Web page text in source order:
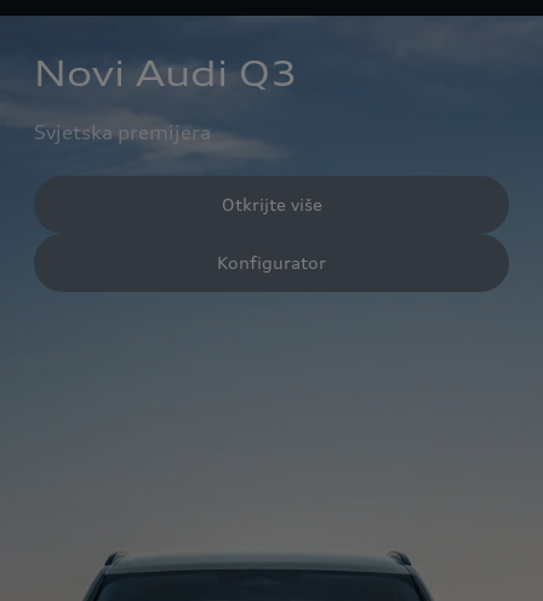
Novi Audi Q3
Svjetska premijera
Otkrijte više
Konfigurator